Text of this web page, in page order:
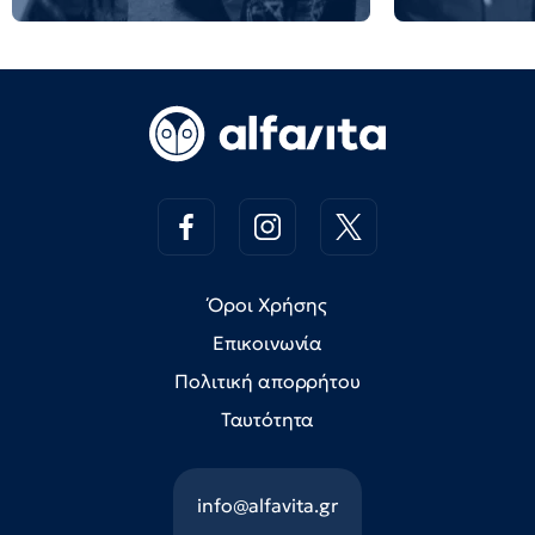
Όροι Χρήσης
Επικοινωνία
Πολιτική απορρήτου
Ταυτότητα
info@alfavita.gr